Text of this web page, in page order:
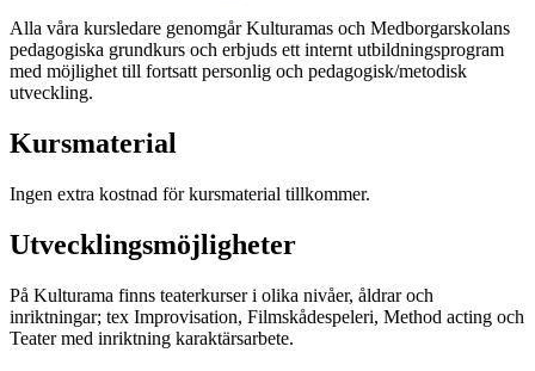
Alla våra kursledare genomgår Kulturamas och Medborgarskolans
pedagogiska grundkurs och erbjuds ett internt utbildningsprogram
med möjlighet till fortsatt personlig och pedagogisk/metodisk
utveckling.
Kursmaterial
Ingen extra kostnad för kursmaterial tillkommer.
Utvecklingsmöjligheter
På Kulturama finns teaterkurser i olika nivåer, åldrar och
inriktningar; tex Improvisation, Filmskådespeleri, Method acting och
Teater med inriktning karaktärsarbete.